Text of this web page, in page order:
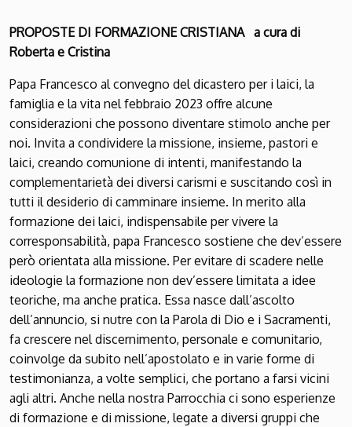
PROPOSTE DI FORMAZIONE CRISTIANA a cura di
Roberta e Cristina
Papa Francesco al convegno del dicastero per i laici, la
famiglia e la vita nel febbraio 2023 offre alcune
considerazioni che possono diventare stimolo anche per
noi. Invita a condividere la missione, insieme, pastori e
laici, creando comunione di intenti, manifestando la
complementarietà dei diversi carismi e suscitando così in
tutti il desiderio di camminare insieme. In merito alla
formazione dei laici, indispensabile per vivere la
corresponsabilità, papa Francesco sostiene che dev’essere
però orientata alla missione. Per evitare di scadere nelle
ideologie la formazione non dev’essere limitata a idee
teoriche, ma anche pratica. Essa nasce dall’ascolto
dell’annuncio, si nutre con la Parola di Dio e i Sacramenti,
fa crescere nel discernimento, personale e comunitario,
coinvolge da subito nell’apostolato e in varie forme di
testimonianza, a volte semplici, che portano a farsi vicini
agli altri. Anche nella nostra Parrocchia ci sono esperienze
di formazione e di missione, legate a diversi gruppi che